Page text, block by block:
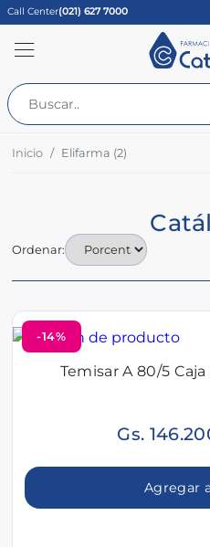
Call Center(021) 627 7000
Inicio Elifarma (2)
Ordenar:
-14%
Temisar A 80/5
Gs.
Agregar